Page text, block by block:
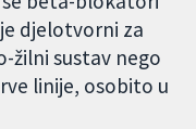
djelotvorni za
žilni sustav nego
linije, osobito u